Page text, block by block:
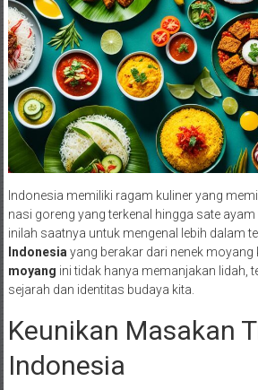
Indonesia memiliki ragam kuliner yang
nasi goreng yang terkenal hingga sate ayam
inilah saatnya untuk mengenal lebih dalam
Indonesia yang berakar dari nenek moyang
moyang ini tidak hanya memanjakan lidah,
sejarah dan identitas budaya kita.
Keunikan Masakan
Indonesia